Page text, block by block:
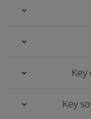
Key